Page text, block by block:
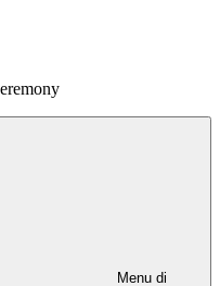
Menu di